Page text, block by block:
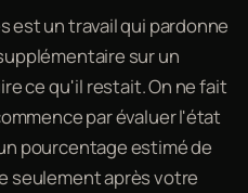
est un travail qui pardonne
sur un
ce qu'il restait. On ne fait
par évaluer l'état
pourcentage estimé de
seulement après votre